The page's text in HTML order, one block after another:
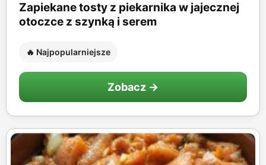
Zapiekane tosty z piekarnika w jajecznej
otoczce z szynką i serem
🔥 Najpopularniejsze
Zobacz →